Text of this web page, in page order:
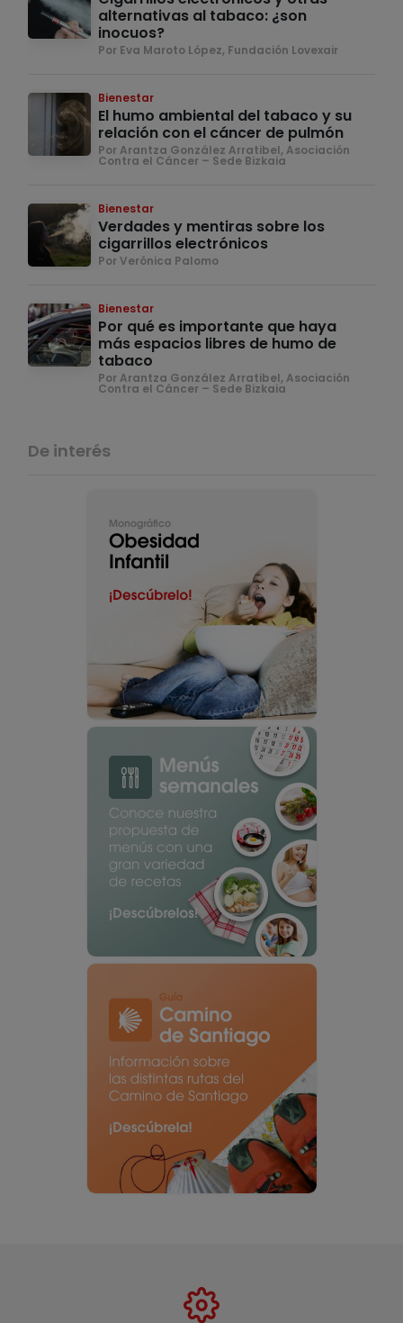
alternativas al tabaco: ¿son
inocuos?
Por Eva Maroto López, Fundación Lovexair
Bienestar
El humo ambiental del tabaco y su
relación con el cáncer de pulmón
Por Arantza González Arratibel, Asociación
Contra el Cáncer – Sede Bizkaia
Bienestar
Verdades y mentiras sobre los
cigarrillos electrónicos
Por Verónica Palomo
Bienestar
Por qué es importante que haya
más espacios libres de humo de
tabaco
Por Arantza González Arratibel, Asociación
Contra el Cáncer – Sede Bizkaia
De interés